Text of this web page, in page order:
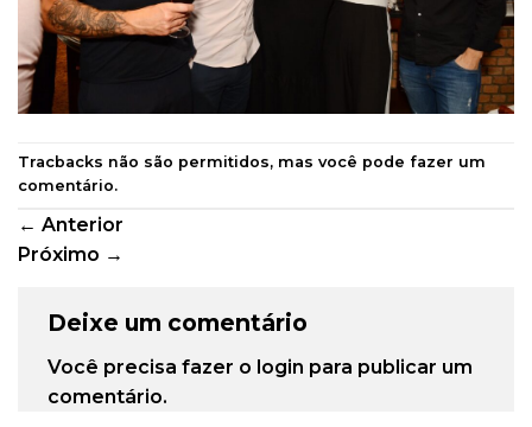
Tracbacks não são permitidos, mas você pode fazer um
comentário.
← Anterior
Próximo →
Deixe um comentário
Você precisa fazer o login para publicar um
comentário.